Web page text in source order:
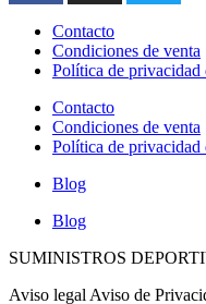
Contacto
Condiciones de venta
Política de privacidad
Contacto
Condiciones de venta
Política de privacidad
Blog
Blog
SUMINISTROS
Aviso legal Aviso de